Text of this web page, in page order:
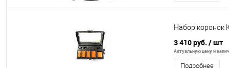
Набор коронок
3 410 руб. / шт
Актуальную цену и
Подробнее